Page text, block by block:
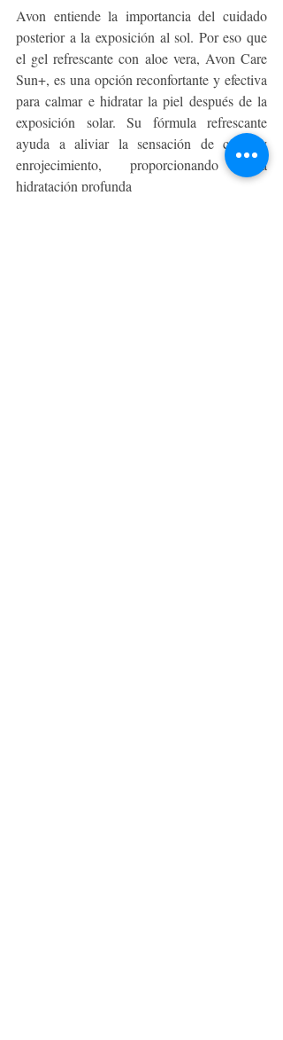
Avon entiende la importancia del cuidado
posterior a la exposición al sol. Por eso que
el gel refrescante con aloe vera, Avon Care
Sun+, es una opción reconfortante y efectiva
para calmar e hidratar la piel después de la
exposición solar. Su fórmula refrescante
ayuda a aliviar la sensación de calor y
enrojecimiento, proporcionando una
hidratación profunda